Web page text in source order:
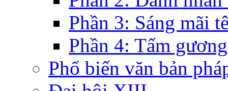
Phần 3: Sáng mãi
Phần 4: Tấm
Phổ biến văn bản